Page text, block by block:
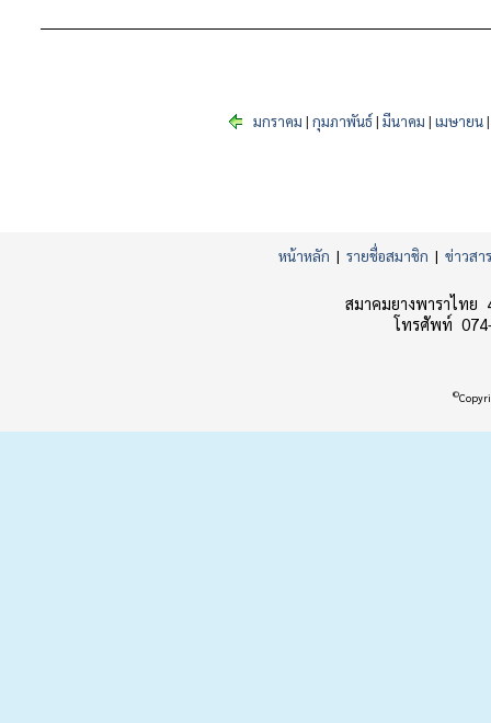
มกราคม | กุมภาพันธ์| มีนาคม | เมษายน
หน้าหลัก | รายชื่อสมาชิก | ข่าวสาร
สมาคมยางพาราไทย
โทรศัพท์
©